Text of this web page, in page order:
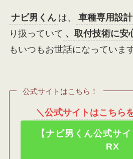
ナビ男くん は、 車種専用設
り扱っていて 、取付技術に安
もいつもお世話になっていま
公式サイトはこちら！
＼公式サイトはこちら
【ナビ男くん公式サ
RX